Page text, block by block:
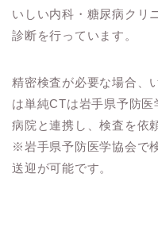
いしい内科・糖尿病クリ
診断を行っています。
精密検査が必要な場合、
は単純CTは岩手県予防
病院と連携し、検査を依
※岩手県予防医学協会で
送迎が可能です。